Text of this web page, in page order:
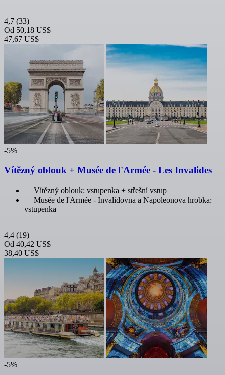
4,7 (33)
Od 50,18 US$
47,67 US$
-5%
Vítězný oblouk + Musée de l'Armée - Les Invalides
Vítězný oblouk: vstupenka + střešní vstup
Musée de l'Armée - Invalidovna a Napoleonova hrobka:
vstupenka
4,4 (19)
Od 40,42 US$
38,40 US$
-5%